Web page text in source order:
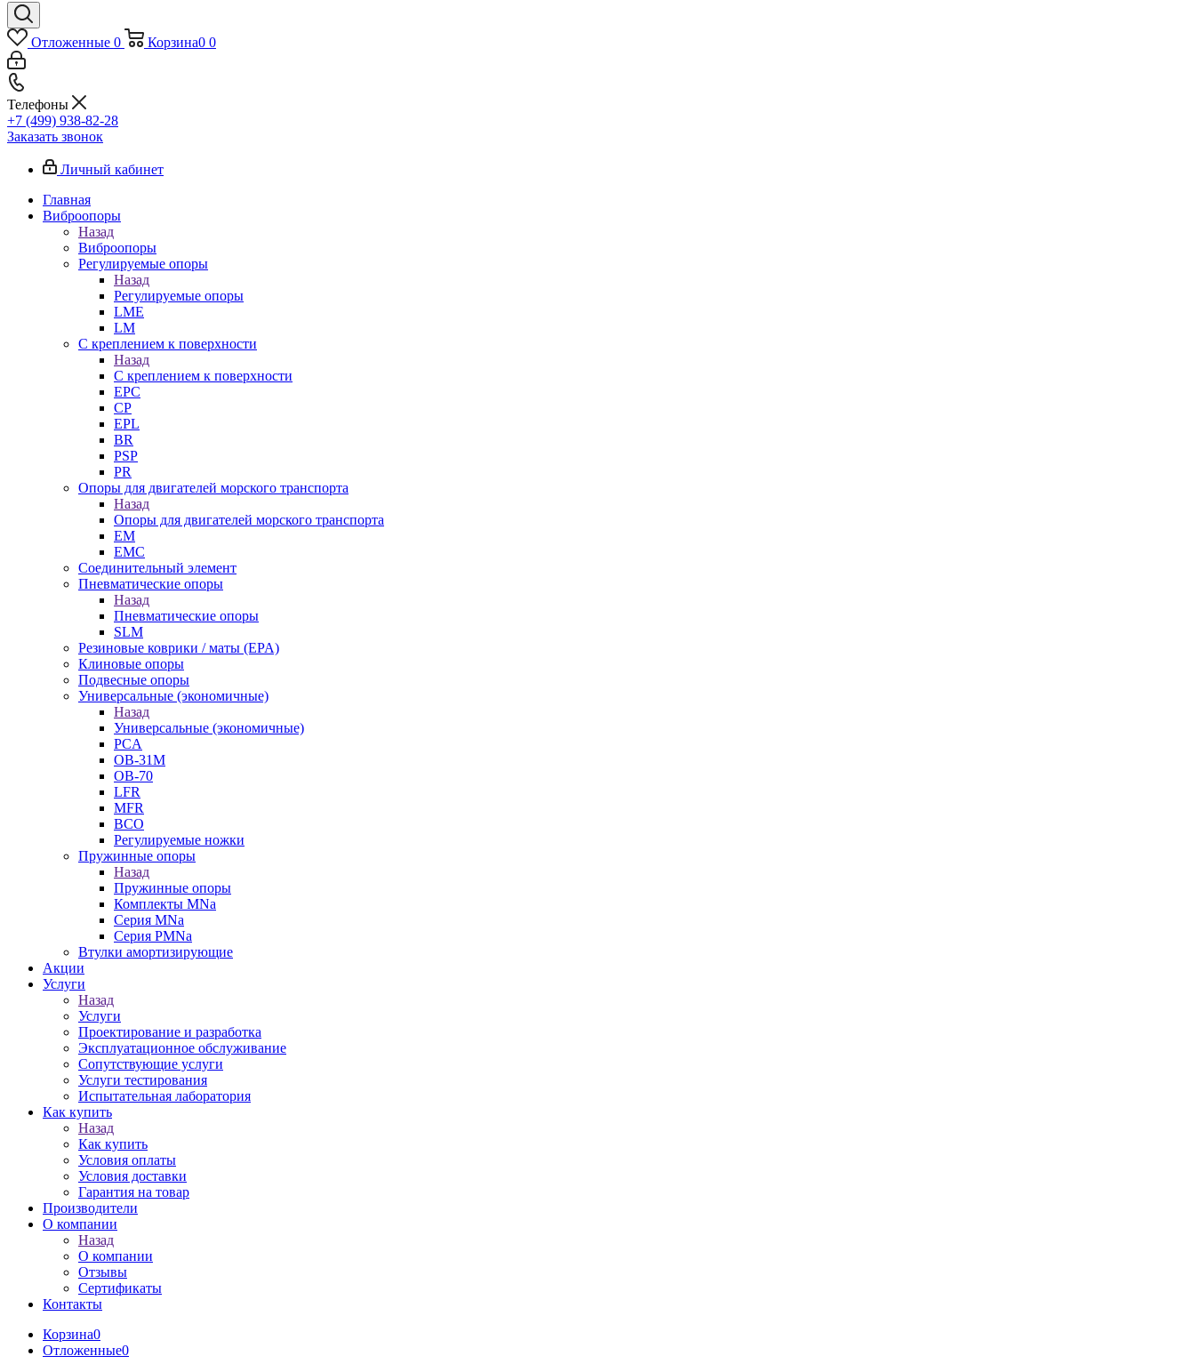
Отложенные 0 Корзина0 0
Телефоны
+7 (499) 938-82-28
Заказать звонок
Личный кабинет
Главная
Виброопоры
Назад
Виброопоры
Регулируемые опоры
Назад
Регулируемые опоры
LME
LM
С креплением к поверхности
Назад
С креплением к поверхности
EPC
CP
EPL
BR
PSP
PR
Опоры для двигателей морского транспорта
Назад
Опоры для двигателей морского транспорта
EM
EMC
Cоединительный элемент
Пневматические опоры
Назад
Пневматические опоры
SLM
Резиновые коврики / маты (EPA)
Клиновые опоры
Подвесные опоры
Универсальные (экономичные)
Назад
Универсальные (экономичные)
PCA
ОВ-31М
OB-70
LFR
MFR
ВСО
Регулируемые ножки
Пружинные опоры
Назад
Пружинные опоры
Комплекты MNa
Серия MNa
Серия PMNa
Втулки амортизирующие
Акции
Услуги
Назад
Услуги
Проектирование и разработка
Эксплуатационное обслуживание
Сопутствующие услуги
Услуги тестирования
Испытательная лаборатория
Как купить
Назад
Как купить
Условия оплаты
Условия доставки
Гарантия на товар
Производители
О компании
Назад
О компании
Отзывы
Сертификаты
Контакты
Корзина0
Отложенные0